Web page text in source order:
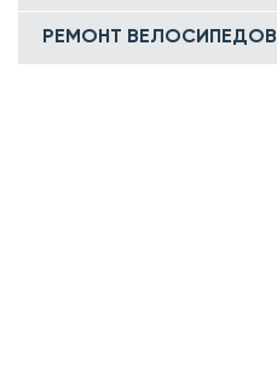
РЕМОНТ ВЕЛОСИПЕДОВ